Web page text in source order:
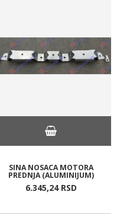
SINA NOSACA MOTORA
PREDNJA (ALUMINIJUM)
6.345,24 RSD